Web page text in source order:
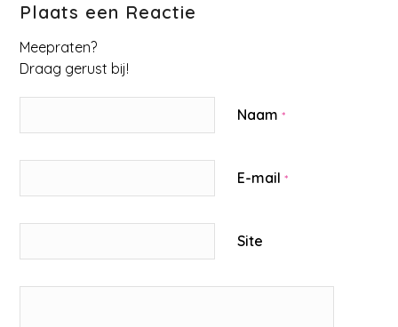
Plaats een Reactie
Meepraten?
Draag gerust bij!
Naam*
E-mail*
Site